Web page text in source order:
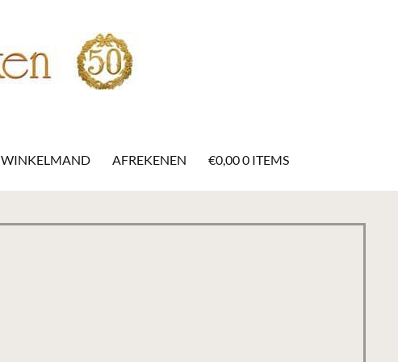
WINKELMAND AFREKENEN €0,000 ITEMS